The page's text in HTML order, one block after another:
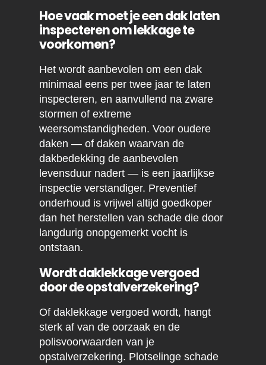
Hoe vaak moet je een dak laten
inspecteren om lekkage te
voorkomen?
Het wordt aanbevolen om een dak
minimaal eens per twee jaar te laten
inspecteren, en aanvullend na zware
stormen of extreme
weersomstandigheden. Voor oudere
daken — of daken waarvan de
dakbedekking de aanbevolen
levensduur nadert — is een jaarlijkse
inspectie verstandiger. Preventief
onderhoud is vrijwel altijd goedkoper
dan het herstellen van schade die door
langdurig onopgemerkt vocht is
ontstaan.
Wordt daklekkage vergoed
door de opstalverzekering?
Of daklekkage vergoed wordt, hangt
sterk af van de oorzaak en de
polisvoorwaarden van je
opstalverzekering. Plotselinge schade